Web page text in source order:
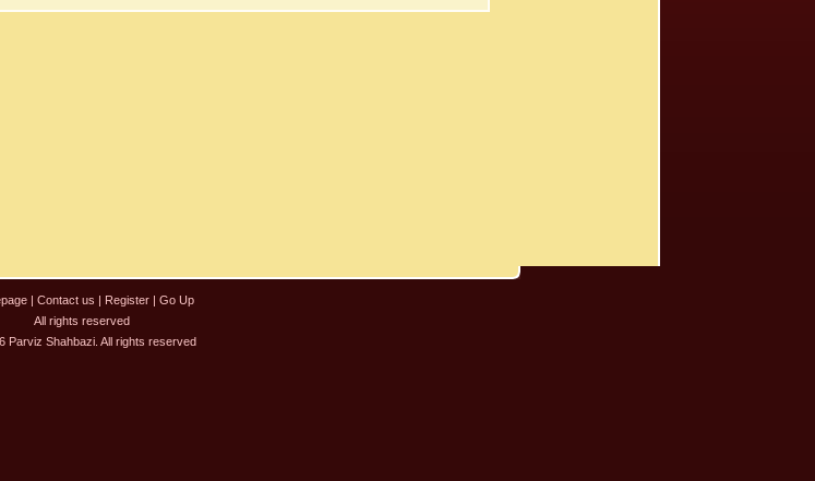
| Contact us | Register | Go Up
All rights reserved
Parviz Shahbazi. All rights reserved